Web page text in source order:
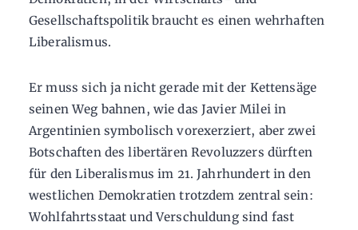
Gesellschaftspolitik braucht es einen wehrhaften
Liberalismus.
Er muss sich ja nicht gerade mit der Kettensäge
seinen Weg bahnen, wie das Javier Milei in
Argentinien symbolisch vorexerziert, aber zwei
Botschaften des libertären Revoluzzers dürften
für den Liberalismus im 21. Jahrhundert in den
westlichen Demokratien trotzdem zentral sein:
Wohlfahrtsstaat und Verschuldung sind fast